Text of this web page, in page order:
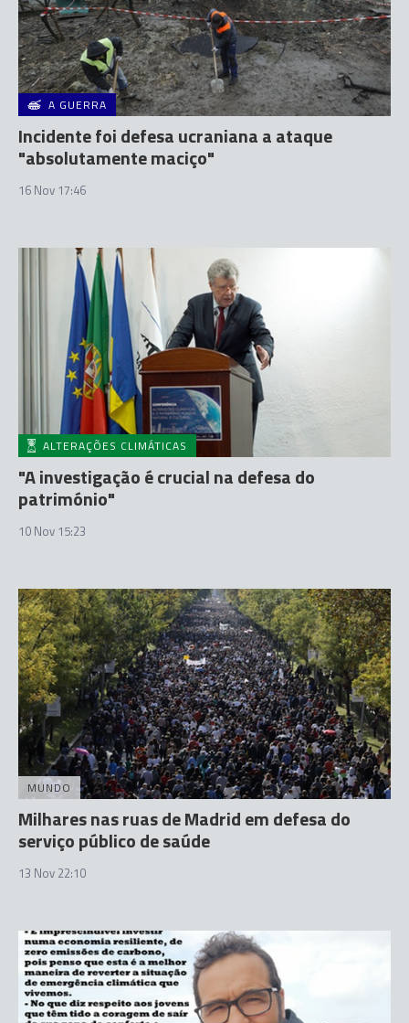
A GUERRA
Incidente foi defesa ucraniana a ataque
"absolutamente maciço"
16 Nov 17:46
ALTERAÇÕES CLIMÁTICAS
"A investigação é crucial na defesa do
património"
10 Nov 15:23
MUNDO
Milhares nas ruas de Madrid em defesa do
serviço público de saúde
13 Nov 22:10